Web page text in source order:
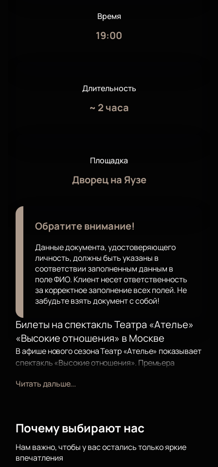
Время
19:00
Длительность
~ 2 часа
Площадка
Дворец на Яузе
Обратите внимание!
Данные документа, удостоверяющего
личность, должны быть указаны в
соответствии заполненным данным в
поле ФИО. Клиент несет ответственность
за корректное заполнение всех полей. Не
забудьте взять документ с собой!
Билеты на спектакль Театра «Ателье»
«Высокие отношения» в Москве
В афише нового сезона Театр «Ателье» показывает
спектакль «Высокие отношения». Премьера
Журавлёва, 1. Спектакль включён в репертуар и
отношения»
можно онлайн на нашем сайте.
Сюжет
События происходят в доме семейной пары во
Читать дальше...
Почему выбирают нас
Нам важно, чтобы у вас остались только яркие
впечатления